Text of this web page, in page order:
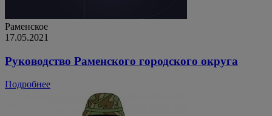
Раменское
17.05.2021
Руководство Раменского городского округа
Подробнее